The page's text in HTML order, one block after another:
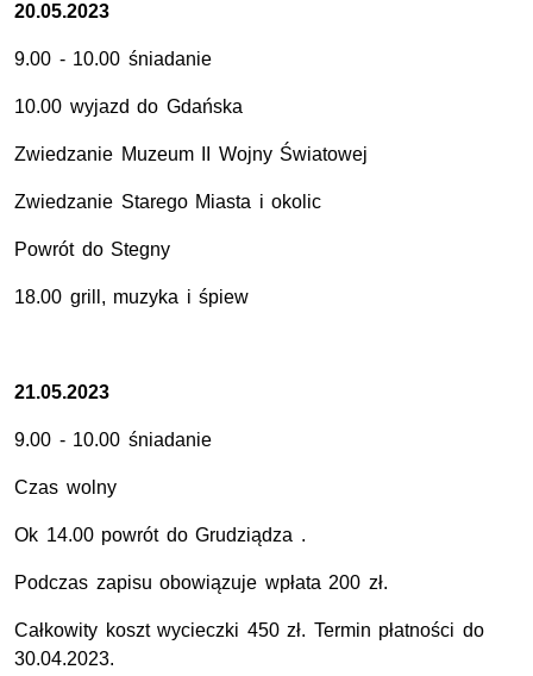
20.05.2023
9.00 - 10.00 śniadanie
10.00 wyjazd do Gdańska
Zwiedzanie Muzeum II Wojny Światowej
Zwiedzanie Starego Miasta i okolic
Powrót do Stegny
18.00 grill, muzyka i śpiew
21.05.2023
9.00 - 10.00 śniadanie
Czas wolny
Ok 14.00 powrót do Grudziądza .
Podczas zapisu obowiązuje wpłata 200 zł.
Całkowity koszt wycieczki 450 zł. Termin płatności do
30.04.2023.